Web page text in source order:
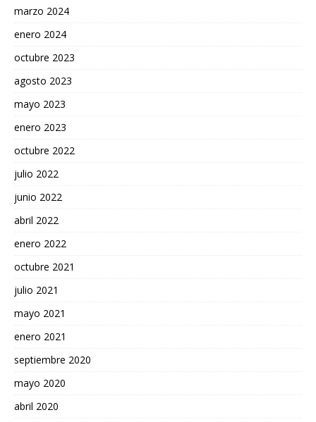
marzo 2024
enero 2024
octubre 2023
agosto 2023
mayo 2023
enero 2023
octubre 2022
julio 2022
junio 2022
abril 2022
enero 2022
octubre 2021
julio 2021
mayo 2021
enero 2021
septiembre 2020
mayo 2020
abril 2020